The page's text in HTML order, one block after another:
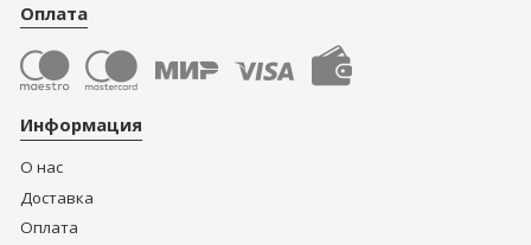
Оплата
Информация
О нас
Доставка
Оплата